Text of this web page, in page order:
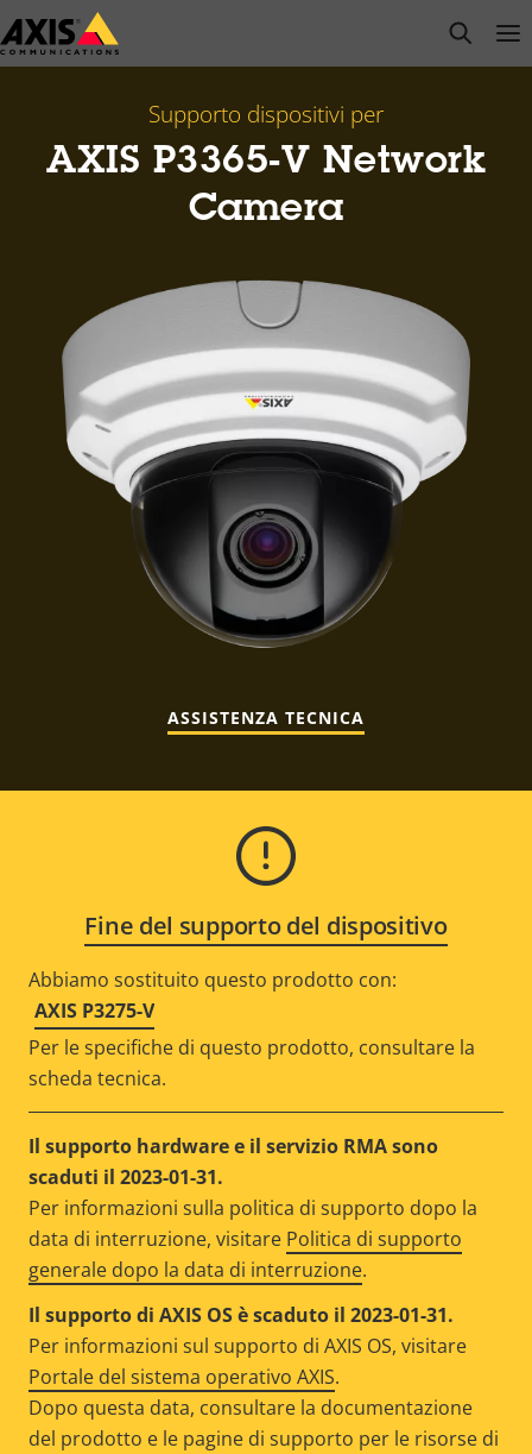
Salta
al
open
Supporto dispositivi per
AXIS P3365-V Network
Camera
ASSISTENZA TECNICA
Fine del supporto del dispositivo
Abbiamo sostituito questo prodotto con:
AXIS P3275-V
Per le specifiche di questo prodotto, consultare la
scheda tecnica.
Il supporto hardware e il servizio RMA sono
scaduti il 2023-01-31.
Per informazioni sulla politica di supporto dopo la
data di interruzione, visitare Politica di supporto
generale dopo la data di interruzione.
Il supporto di AXIS OS è scaduto il 2023-01-31.
Per informazioni sul supporto di AXIS OS, visitare
Portale del sistema operativo AXIS.
Dopo questa data, consultare la documentazione
del prodotto e le pagine di supporto per le risorse di